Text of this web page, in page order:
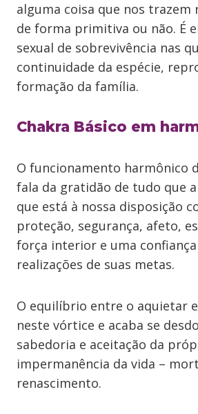
alguma coisa que nos trazem
de forma primitiva ou não. É
sexual de sobrevivência nas
continuidade da espécie,
formação da família.
Chakra Básico em
O funcionamento harmônico
fala da gratidão de tudo que
que está à nossa disposição
proteção, segurança, afeto,
força interior e uma
realizações de suas metas.
O equilíbrio entre o aquietar
neste vórtice e acaba se
sabedoria e aceitação da
impermanência da vida –
renascimento.